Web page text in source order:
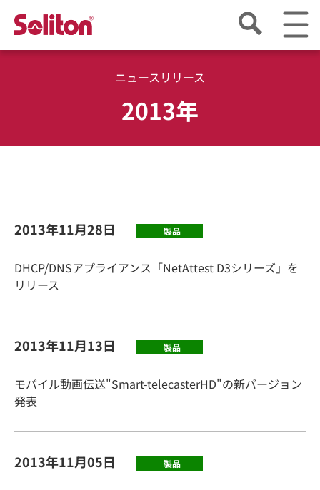
ニュースリリース
2013年
2013年11月28日 製品
DHCP/DNSアプライアンス「NetAttest D3シリーズ」を
リリース
2013年11月13日 製品
モバイル動画伝送"Smart-telecasterHD"の新バージョン
発表
2013年11月05日 製品